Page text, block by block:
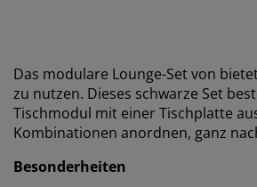
Das modulare Lounge-Set von
zu nutzen. Dieses schwarze Set
Tischmodul mit einer Tischplatte
Kombinationen anordnen, ganz
Besonderheiten